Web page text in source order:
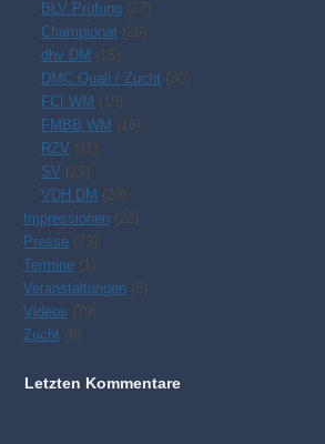
BLV Prüfung (27)
Championat (26)
dhv DM (15)
DMC Quali / Zucht (30)
FCI WM (15)
FMBB WM (16)
RZV (11)
SV (29)
VDH DM (20)
Impressionen (22)
Presse (73)
Termine (1)
Veranstaltungen (5)
Videos (79)
Zucht (8)
Letzten Kommentare